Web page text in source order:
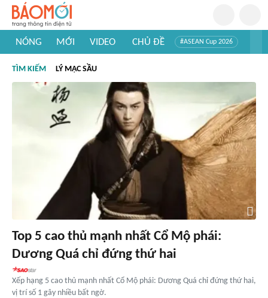
NÓNG MỚI VIDEO CHỦ ĐỀ #ASEAN Cup 2026
#Khám phá thế giới
TÌM KIẾM LÝ MẠC SẦU
Top 5 cao thủ mạnh nhất Cổ Mộ phái:
Dương Quá chỉ đứng thứ hai
Xếp hạng 5 cao thủ mạnh nhất Cổ Mộ phái: Dương Quá chỉ đứng thứ hai,
vị trí số 1 gây nhiều bất ngờ.